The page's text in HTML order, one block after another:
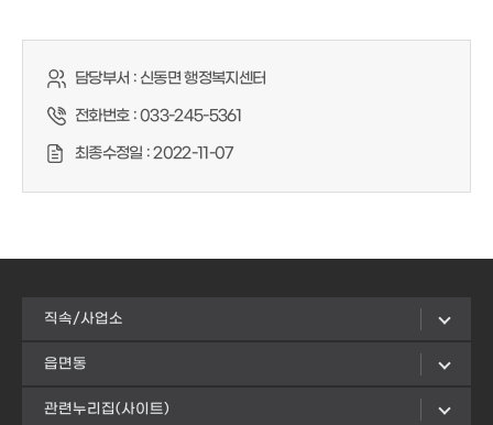
담당부서 :신동면 행정복지센터
전화번호 :033-245-5361
최종수정일 :2022-11-07
직속/사업소
읍면동
관련누리집(사이트)